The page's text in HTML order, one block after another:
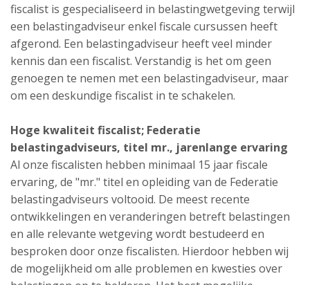
fiscalist is gespecialiseerd in belastingwetgeving terwijl
een belastingadviseur enkel fiscale cursussen heeft
afgerond. Een belastingadviseur heeft veel minder
kennis dan een fiscalist. Verstandig is het om geen
genoegen te nemen met een belastingadviseur, maar
om een deskundige fiscalist in te schakelen.
Hoge kwaliteit fiscalist; Federatie
belastingadviseurs, titel mr., jarenlange ervaring
Al onze fiscalisten hebben minimaal 15 jaar fiscale
ervaring, de "mr." titel en opleiding van de Federatie
belastingadviseurs voltooid. De meest recente
ontwikkelingen en veranderingen betreft belastingen
en alle relevante wetgeving wordt bestudeerd en
besproken door onze fiscalisten. Hierdoor hebben wij
de mogelijkheid om alle problemen en kwesties over